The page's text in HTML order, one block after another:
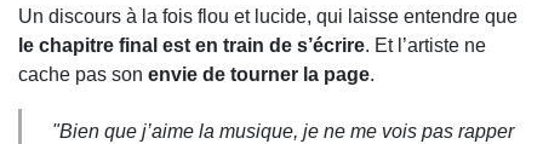
Un discours à la fois flou et lucide, qui laisse entendre que
le chapitre final est en train de s’écrire. Et l’artiste ne
cache pas son envie de tourner la page.
"Bien que j’aime la musique, je ne me vois pas rapper